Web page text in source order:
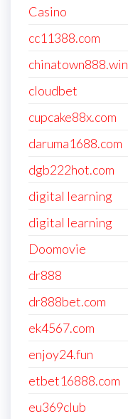
Casino
cc11388.com
chinatown888.win
cloudbet
cupcake88x.com
daruma1688.com
dgb222hot.com
digital learning
digital learning
Doomovie
dr888
dr888bet.com
ek4567.com
enjoy24.fun
etbet16888.com
eu369club